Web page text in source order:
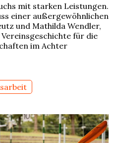
mit starken Leistungen.
einer außergewöhnlichen
und Mathilda Wendler,
für die
im Achter